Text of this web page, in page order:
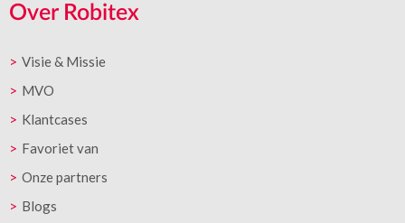
Over Robitex
Visie & Missie
MVO
Klantcases
Favoriet van
Onze partners
Blogs